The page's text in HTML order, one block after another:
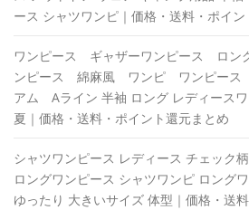
ース シャツワンピ｜価格・送料・ポイ
ワンピース ギャザーワンピース ロン
ンピース 綿麻風 ワンピ ワンピース
アム Aライン 半袖 ロング レディース
夏｜価格・送料・ポイント還元まとめ
シャツワンピース レディース チェック
ロングワンピース シャツワンピ ロング
ゆったり 大きいサイズ 体型｜価格・送